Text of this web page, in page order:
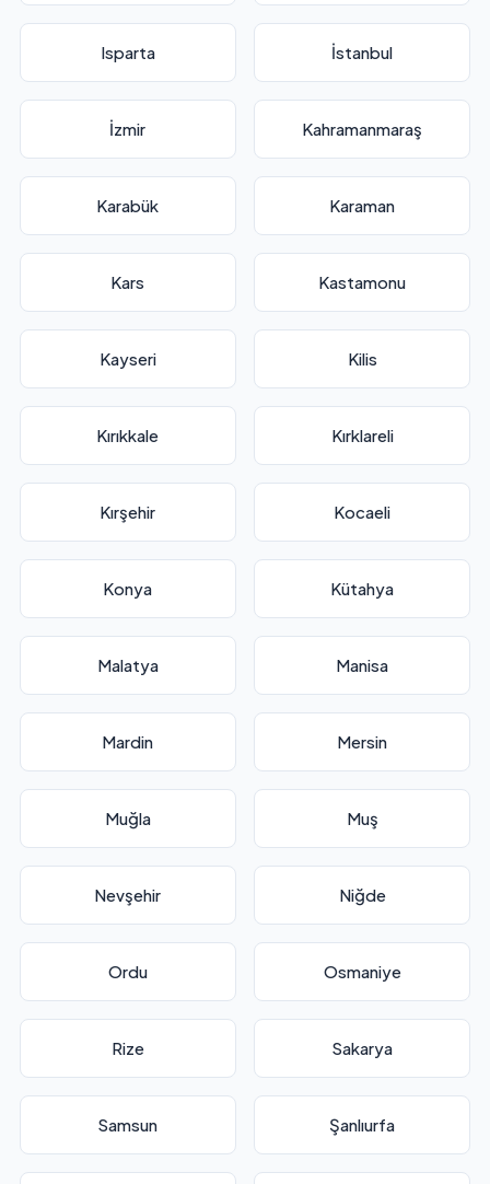
Isparta İstanbul
İzmir Kahramanmaraş
Karabük Karaman
Kars Kastamonu
Kayseri Kilis
Kırıkkale Kırklareli
Kırşehir Kocaeli
Konya Kütahya
Malatya Manisa
Mardin Mersin
Muğla Muş
Nevşehir Niğde
Ordu Osmaniye
Rize Sakarya
Samsun Şanlıurfa